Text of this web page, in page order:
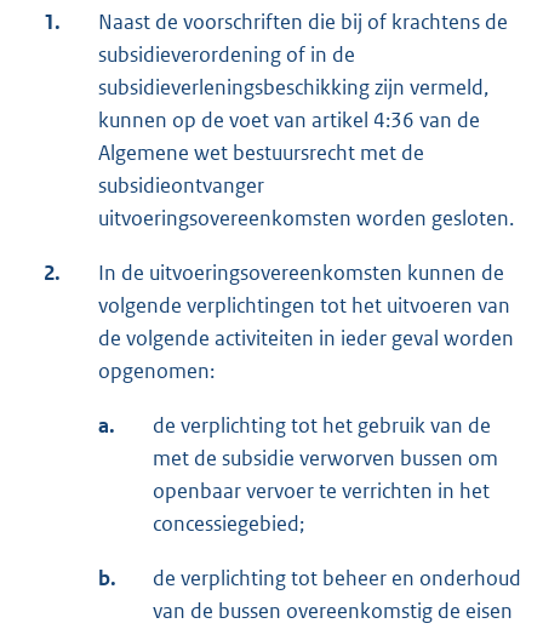
1.
Naast de voorschriften die bij of krachtens de
subsidieverordening of in de
subsidieverleningsbeschikking zijn vermeld,
kunnen op de voet van artikel 4:36 van de
Algemene wet bestuursrecht met de
subsidieontvanger
uitvoeringsovereenkomsten worden gesloten.
2.
In de uitvoeringsovereenkomsten kunnen de
volgende verplichtingen tot het uitvoeren van
de volgende activiteiten in ieder geval worden
opgenomen:
a.
de verplichting tot het gebruik van de
met de subsidie verworven bussen om
openbaar vervoer te verrichten in het
concessiegebied;
b.
de verplichting tot beheer en onderhoud
van de bussen overeenkomstig de eisen